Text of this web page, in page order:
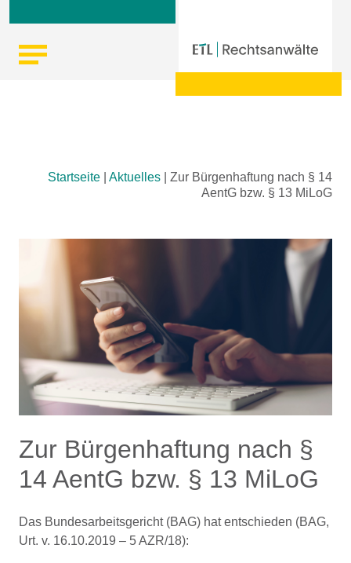
Startseite Aktuelles
Zur Bürgenhaftung nach § 14
AentG bzw. § 13 MiLoG
Zur Bürgenhaftung nach §
14 AentG bzw. § 13 MiLoG
Das Bundesarbeitsgericht (BAG) hat entschieden (BAG,
Urt. v. 16.10.2019 – 5 AZR/18):